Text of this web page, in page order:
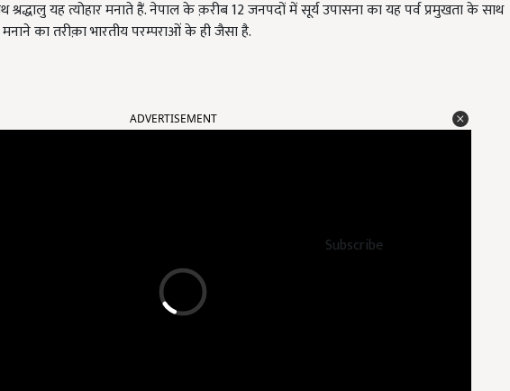
Subscribe
श्रद्धालु यह त्योहार मनाते हैं. नेपाल के क़रीब 12 जनपदों में सूर्य उपासना का यह पर्व प्रमुखता के साथ
का तरीक़ा भारतीय परम्पराओं के ही जैसा है.